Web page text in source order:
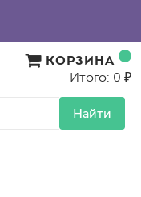
Найти
КОРЗИНА
Итого: 0 ₽